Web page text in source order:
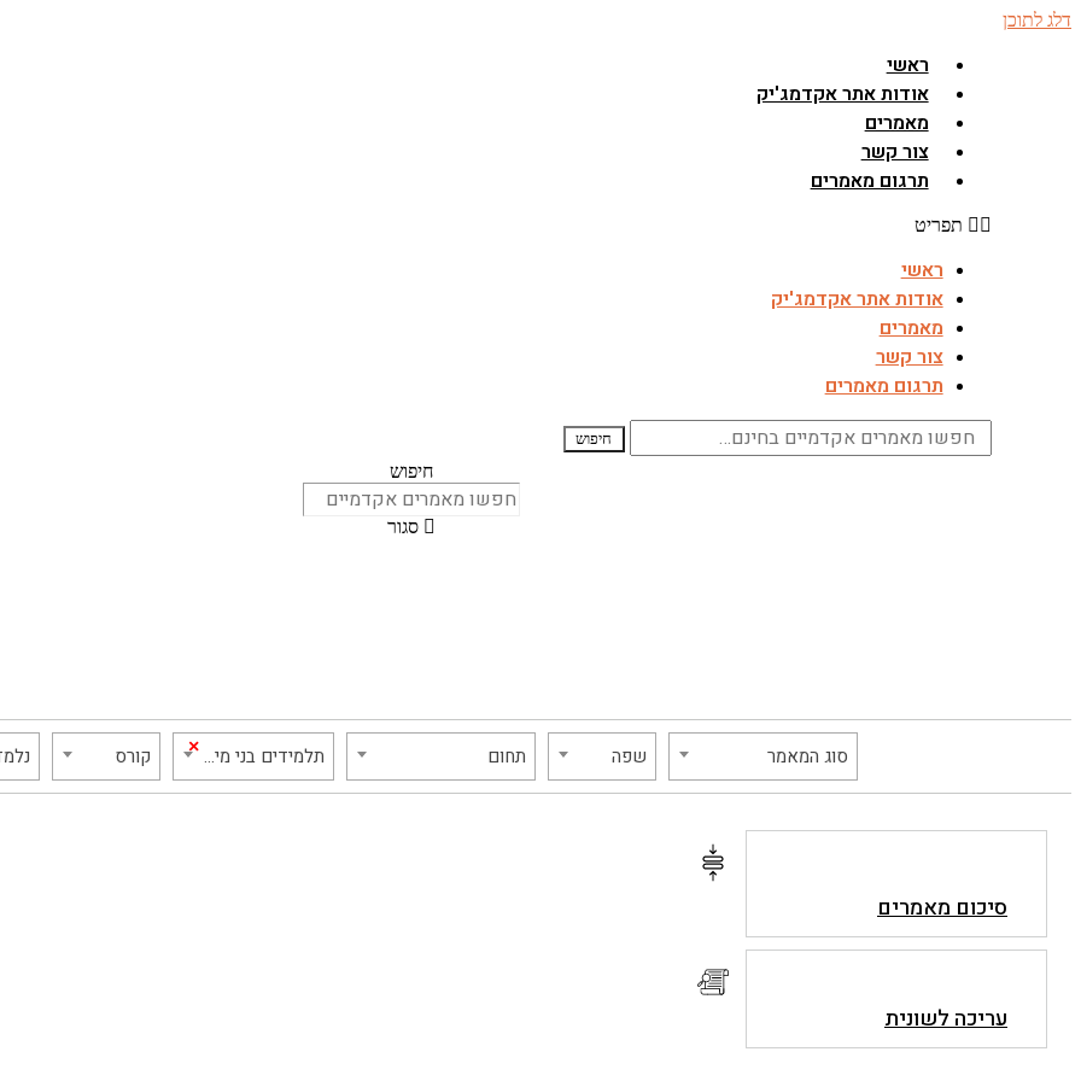
דלג לתוכן
ראשי
אודות אתר אקדמג'יק
מאמרים
צור קשר
תרגום מאמרים
תפריט
ראשי
אודות אתר אקדמג'יק
מאמרים
צור קשר
תרגום מאמרים
חיפוש
חיפוש
סגור
סוג המאמר שפה תחום × תלמידים בני מיעוטים קורס
סיכום מאמרים
עריכה לשונית